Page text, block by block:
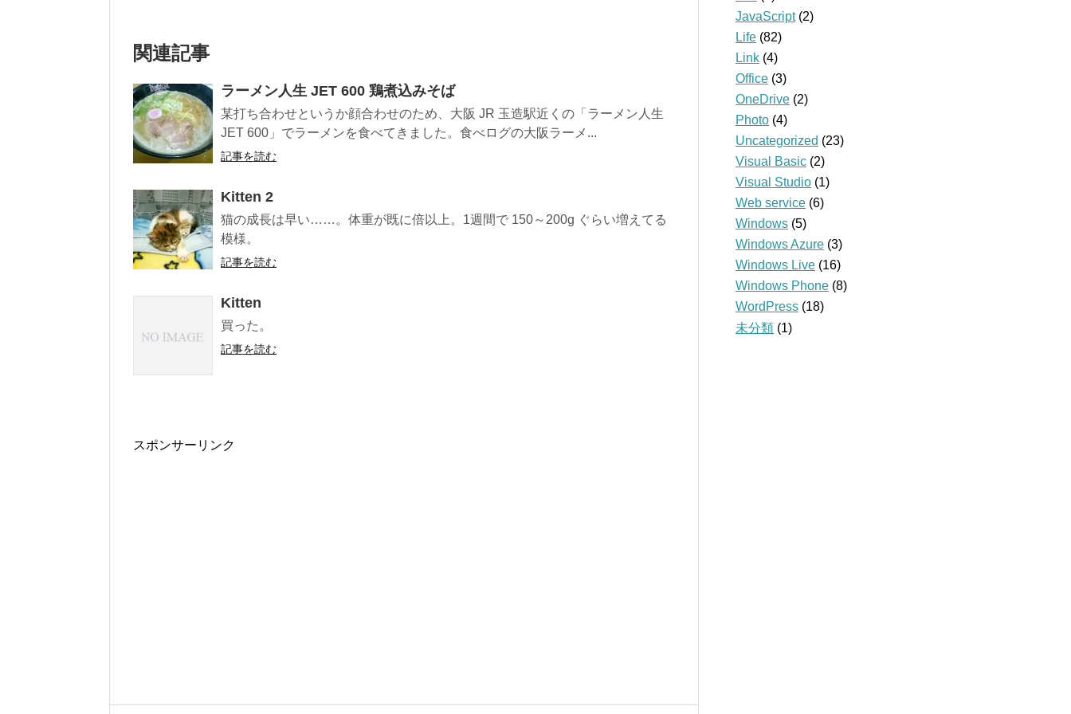
関連記事
ラーメン人生 JET 600 鶏煮込みそば
某打ち合わせというか顔合わせのため、大阪 JR 玉造駅近くの「ラーメン人生
JET 600」でラーメンを食べてきました。食べログの大阪ラーメ...
記事を読む
Kitten 2
猫の成長は早い……。体重が既に倍以上。1週間で 150～200g ぐらい増えてる
模様。
記事を読む
Kitten
買った。
記事を読む
スポンサーリンク
JavaScript(2)
Life (82)
Link (4)
Office (3)
OneDrive (2)
Photo (4)
Uncategorized (23)
Visual Basic (2)
Visual Studio (1)
Web service (6)
Windows (5)
Windows Azure (3)
Windows Live (16)
Windows Phone (8)
WordPress (18)
未分類 (1)